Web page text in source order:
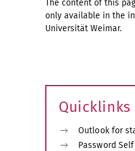
The content of this
only available in the
Universität Weimar.
Quicklinks
Outlook for
Password